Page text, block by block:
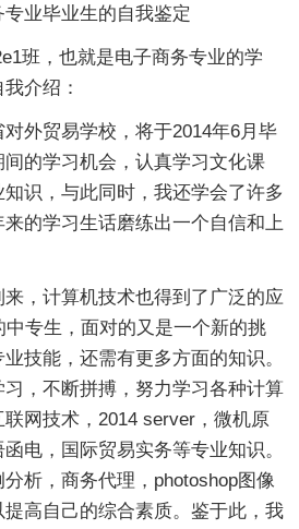
业毕业生的自我鉴定
班，也就是电子商务专业的学
介绍：
外贸易学校，将于2014年6月毕
的学习机会，认真学习文化课
识，与此同时，我还学会了许多
的学习生话磨练出一个自信和上
，计算机技术也得到了广泛的应
中专生，面对的又是一个新的挑
技能，还需有更多方面的知识。
，不断拼搏，努力学习各种计算
网技术，2014 server，微机原
电，国际贸易实务等专业知识。
析，商务代理，photoshop图像
高自己的综合素质。鉴于此，我